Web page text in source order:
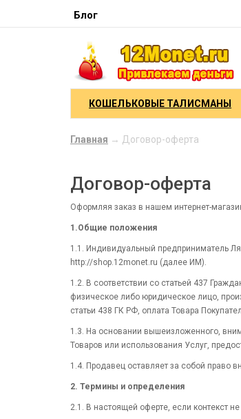
Блог
КОШЕЛЬКОВЫЕ ТАЛИСМАНЫ
Главная → Договор-оферта
Договор-оферта
Оформляя заказ в нашем интернет-
1.Общие положения
1.1. Индивидуальный предприниматель
http://shop.12monet.ru (далее ИМ).
1.2. В соответствии со статьей 437
физическое либо юридическое лицо,
статьи 438 ГК РФ, оплата Товара
1.3. На основании вышеизложенного,
Товаров или использования Услуг,
1.4. Продавец оставляет за собой право
2. Термины и определения
2.1. В настоящей оферте, если контекст